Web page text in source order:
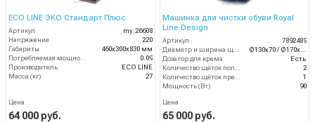
ECO LINE ЭКО Стандарт Плюс
Артикул
my.26608
Напряжение
220
Габариты
460х300х830 мм
0.09
Производитель
ECO LINE
Масса (кг)
27
Цена
64 000 руб.
Машинка для чистки обуви Royal
Line Design
Артикул
7892489
Ø130х70 / Ø170х70
Дозатор для крема
Есть
2
1
Мощность (Вт)
90
Цена
65 000 руб.